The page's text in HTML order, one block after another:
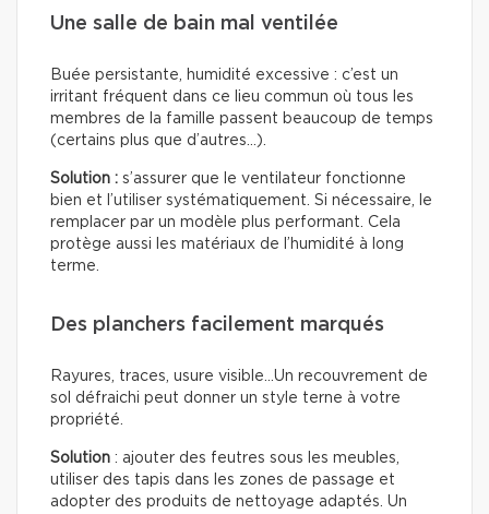
Une salle de bain mal ventilée
Buée persistante, humidité excessive : c’est un
irritant fréquent dans ce lieu commun où tous les
membres de la famille passent beaucoup de temps
(certains plus que d’autres…).
Solution : s’assurer que le ventilateur fonctionne
bien et l’utiliser systématiquement. Si nécessaire, le
remplacer par un modèle plus performant. Cela
protège aussi les matériaux de l’humidité à long
terme.
Des planchers facilement marqués
Rayures, traces, usure visible…Un recouvrement de
sol défraichi peut donner un style terne à votre
propriété.
Solution : ajouter des feutres sous les meubles,
utiliser des tapis dans les zones de passage et
adopter des produits de nettoyage adaptés. Un